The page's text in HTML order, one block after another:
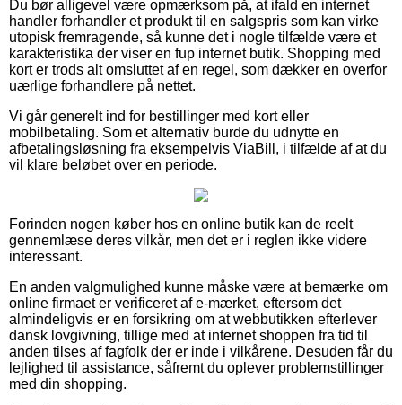
Du bør alligevel være opmærksom på, at ifald en internet
handler forhandler et produkt til en salgspris som kan virke
utopisk fremragende, så kunne det i nogle tilfælde være et
karakteristika der viser en fup internet butik. Shopping med
kort er trods alt omsluttet af en regel, som dækker en overfor
uærlige forhandlere på nettet.
Vi går generelt ind for bestillinger med kort eller
mobilbetaling. Som et alternativ burde du udnytte en
afbetalingsløsning fra eksempelvis ViaBill, i tilfælde af at du
vil klare beløbet over en periode.
Forinden nogen køber hos en online butik kan de reelt
gennemlæse deres vilkår, men det er i reglen ikke videre
interessant.
En anden valgmulighed kunne måske være at bemærke om
online firmaet er verificeret af e-mærket, eftersom det
almindeligvis er en forsikring om at webbutikken efterlever
dansk lovgivning, tillige med at internet shoppen fra tid til
anden tilses af fagfolk der er inde i vilkårene. Desuden får du
lejlighed til assistance, såfremt du oplever problemstillinger
med din shopping.